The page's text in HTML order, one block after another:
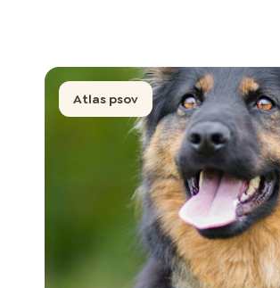
Atlas psov